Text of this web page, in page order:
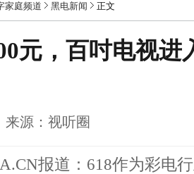
家庭频道 黑电新闻 正文
元，百吋电视进
来源： 视听圈
报道： 618作为彩电